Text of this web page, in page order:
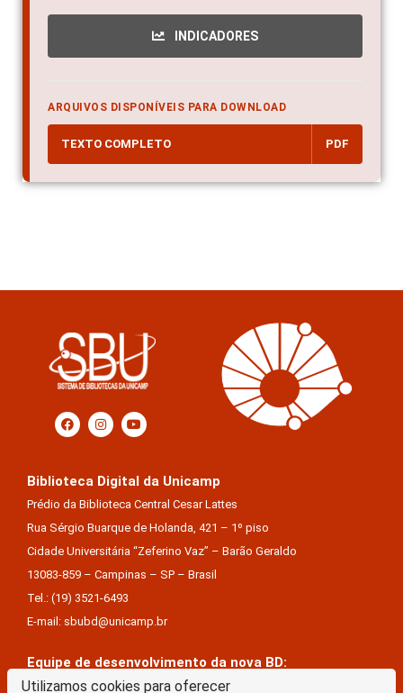
Utilizamos cookies para oferecer
INDICADORES
ARQUIVOS DISPONÍVEIS PARA DOWNLOAD
TEXTO COMPLETO PDF
Biblioteca Digital da Unicamp
Prédio da Biblioteca Central Cesar Lattes
Rua Sérgio Buarque de Holanda, 421 – 1º piso
Cidade Universitária “Zeferino Vaz” – Barão Geraldo
13083-859 – Campinas – SP – Brasil
Tel.: (19) 3521-6493
E-mail: sbubd@unicamp.br
Equipe de desenvolvimento da nova BD:
Keite Aparecida Duarte